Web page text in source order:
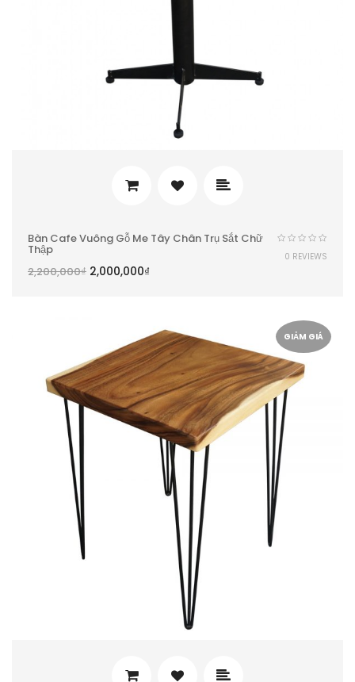
Bàn Cafe Vuông Gỗ Me Tây Chân Trụ Sắt Chữ
Thập
2,200,000₫ 2,000,000₫
0 REVIEWS
GIẢM GIÁ